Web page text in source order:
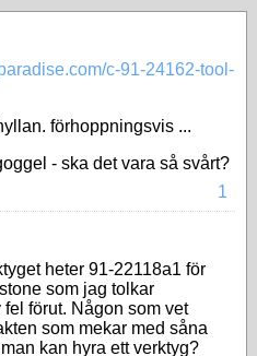
c-91-24162-tool-
förhoppningsvis ...
- ska det vara så svårt?
1
heter 91-22118a1 för
som jag tolkar
förut. Någon som vet
som mekar med såna
kan hyra ett verktyg?